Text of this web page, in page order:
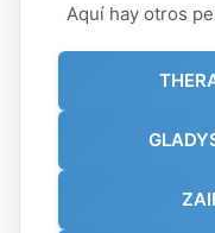
Aquí hay otros